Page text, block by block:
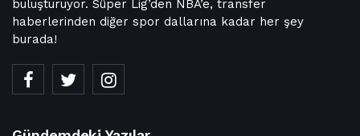
buluşturuyor. Süper Lig’den NBA’e, transfer
haberlerinden diğer spor dallarına kadar her şey
burada!